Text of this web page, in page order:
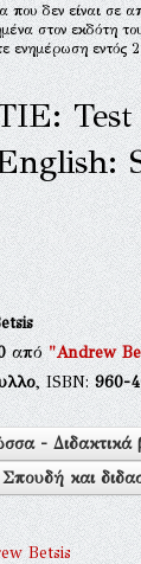
που δεν είναι σε
στον εκδότη
ενημέρωση εντός
από"Andrew
, ISBN:960-
- Διδακτικά
και
Betsis